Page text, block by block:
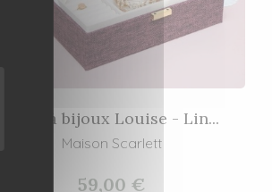
Boîte à bijoux Louise - Lin...
Maison Scarlett
59,00 €